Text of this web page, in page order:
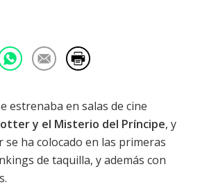
estrenaba en salas de cine
y el Misterio del Príncipe, y
se ha colocado en las primeras
de taquilla, y además con